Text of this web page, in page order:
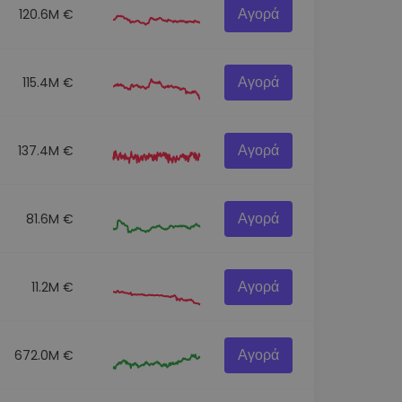
120.6M € Αγορά
115.4M € Αγορά
137.4M € Αγορά
81.6M € Αγορά
11.2M € Αγορά
672.0M € Αγορά